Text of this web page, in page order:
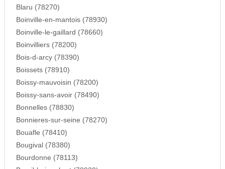
Blaru (78270)
Boinville-en-mantois (78930)
Boinville-le-gaillard (78660)
Boinvilliers (78200)
Bois-d-arcy (78390)
Boissets (78910)
Boissy-mauvoisin (78200)
Boissy-sans-avoir (78490)
Bonnelles (78830)
Bonnieres-sur-seine (78270)
Bouafle (78410)
Bougival (78380)
Bourdonne (78113)